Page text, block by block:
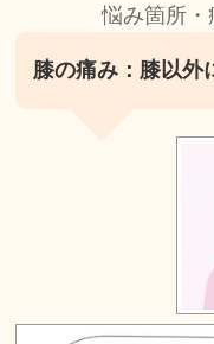
悩み箇所・
膝の痛み：膝以外